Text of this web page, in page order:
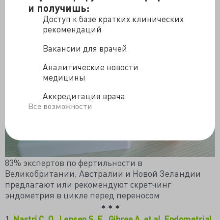
и получишь:
Доступ к базе кратких клинических
рекомендаций
Вакансии для врачей
Аналитические новости
медицины
Аккредитация врача
Все возможности
83% экспертов по фертильности в
Великобритании, Австралии и Новой Зеландии
предлагают или рекомендуют скретчинг
эндометрия в цикле перед переносом